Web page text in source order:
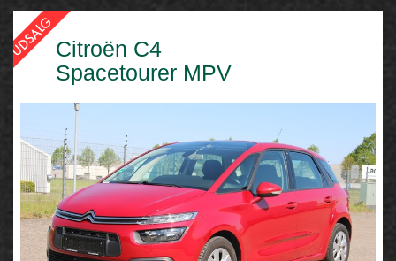
Citroën C4
Spacetourer MPV